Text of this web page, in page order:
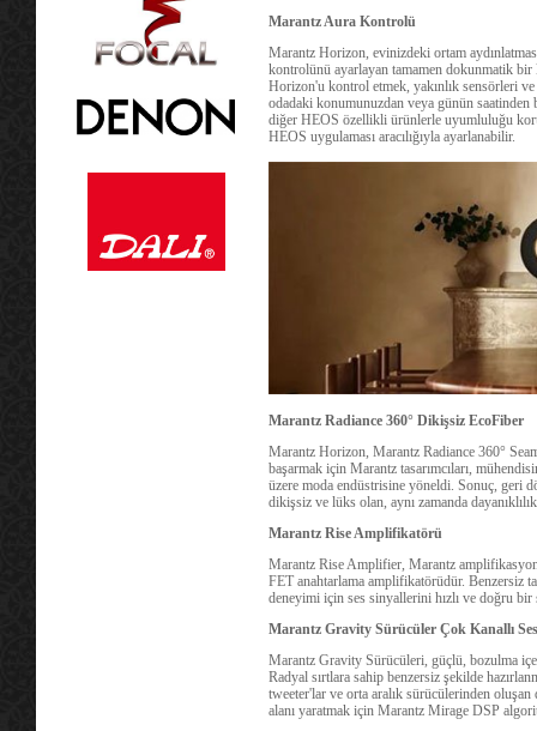
Marantz Aura Kontrolü
Marantz Horizon, evinizdeki ortam
kontrolünü ayarlayan tamamen dokunmatik
Horizon'u kontrol etmek, yakınlık sensörleri
odadaki konumunuzdan veya günün saatinden
diğer HEOS özellikli ürünlerle uyumluluğu
HEOS uygulaması aracılığıyla ayarlanabilir.
Marantz Radiance 360° Dikişsiz EcoFiber
Marantz Horizon, Marantz Radiance 360°
başarmak için Marantz tasarımcıları,
üzere moda endüstrisine yöneldi. Sonuç, geri
dikişsiz ve lüks olan, aynı zamanda
Marantz Rise Amplifikatörü
Marantz Rise Amplifier, Marantz
FET anahtarlama amplifikatörüdür. Benzersiz
deneyimi için ses sinyallerini hızlı ve doğru bir
Marantz Gravity Sürücüler Çok Kanallı Ses
Marantz Gravity Sürücüleri, güçlü, bozulma
Radyal sırtlara sahip benzersiz şekilde
tweeter'lar ve orta aralık sürücülerinden
alanı yaratmak için Marantz Mirage DSP